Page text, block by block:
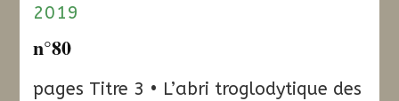
2019
n°80
pages Titre 3 • L’abri troglodytique des